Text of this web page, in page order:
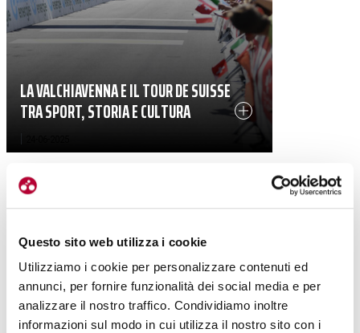
Questo sito web utilizza i cookie
Utilizziamo i cookie per personalizzare contenuti ed
annunci, per fornire funzionalità dei social media e per
analizzare il nostro traffico. Condividiamo inoltre
informazioni sul modo in cui utilizza il nostro sito con i
LA VALCHIAVENNA E IL TOUR DE SUISSE
TRA SPORT, STORIA E CULTURA